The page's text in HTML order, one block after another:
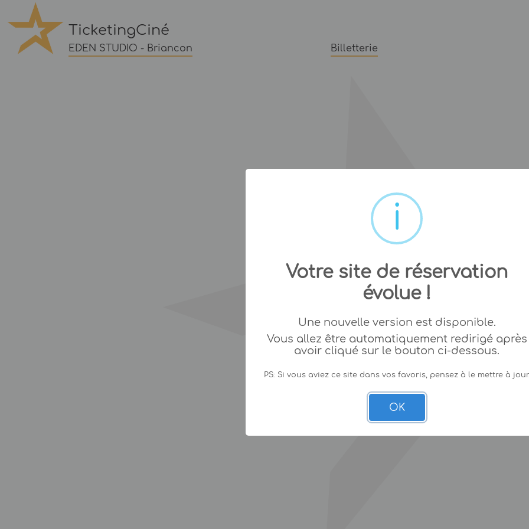
TicketingCiné
EDEN STUDIO - Briancon Billetterie
Votre site de réservation
évolue !
Une nouvelle version est disponible.
Vous allez être automatiquement redirigé après
avoir cliqué sur le bouton ci-dessous.
PS: Si vous aviez ce site dans vos favoris, pensez à le mettre à
OK